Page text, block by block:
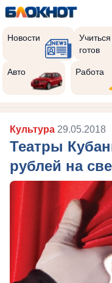
Новости
Учиться
готов
Авто Работа
Культура 29.05.2018
Театры
рублей на